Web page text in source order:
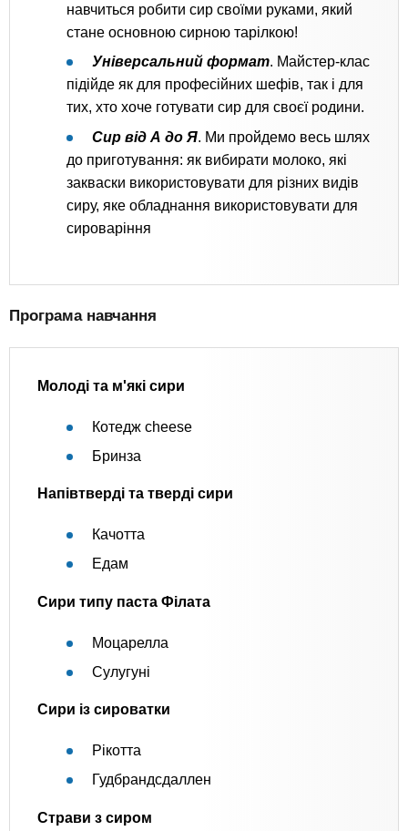
навчиться робити сир своїми руками, який
стане основною сирною тарілкою!
Універсальний формат. Майстер-клас
підійде як для професійних шефів, так і для
тих, хто хоче готувати сир для своєї родини.
Сир від А до Я. Ми пройдемо весь шлях
до приготування: як вибирати молоко, які
закваски використовувати для різних видів
сиру, яке обладнання використовувати для
сироваріння
Програма навчання
Молоді та м'які сири
Котедж cheese
Бринза
Напівтверді та тверді сири
Качотта
Едам
Сири типу паста Філата
Моцарелла
Сулугуні
Сири із сироватки
Рікотта
Гудбрандсдаллен
Страви з сиром